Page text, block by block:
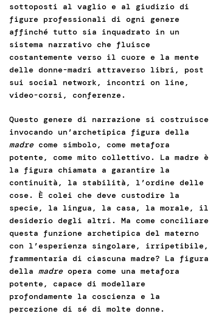
sottoposti al vaglio e al giudizio di
figure professionali di ogni genere
affinché tutto sia inquadrato in un
sistema narrativo che fluisce
costantemente verso il cuore e la mente
delle donne-madri attraverso libri, post
sui social network, incontri on line,
video-corsi, conferenze.
Questo genere di narrazione si costruisce
invocando un’archetipica figura della
madre come simbolo, come metafora
potente, come mito collettivo. La madre è
la figura chiamata a garantire la
continuità, la stabilità, l’ordine delle
cose. È colei che deve custodire la
specie, la lingua, la casa, la morale, il
desiderio degli altri. Ma come conciliare
questa funzione archetipica del materno
con l’esperienza singolare, irripetibile,
frammentaria di ciascuna madre? La figura
della madreopera come una metafora
potente, capace di modellare
profondamente la coscienza e la
percezione di sé di molte donne.